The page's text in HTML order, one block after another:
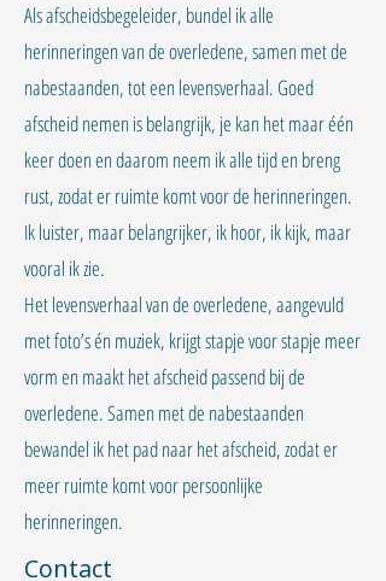
Als afscheidsbegeleider, bundel ik alle
herinneringen van de overledene, samen met de
nabestaanden, tot een levensverhaal. Goed
afscheid nemen is belangrijk, je kan het maar één
keer doen en daarom neem ik alle tijd en breng
rust, zodat er ruimte komt voor de herinneringen.
Ik luister, maar belangrijker, ik hoor, ik kijk, maar
vooral ik zie.
Het levensverhaal van de overledene, aangevuld
met foto’s én muziek, krijgt stapje voor stapje meer
vorm en maakt het afscheid passend bij de
overledene. Samen met de nabestaanden
bewandel ik het pad naar het afscheid, zodat er
meer ruimte komt voor persoonlijke
herinneringen.
Contact